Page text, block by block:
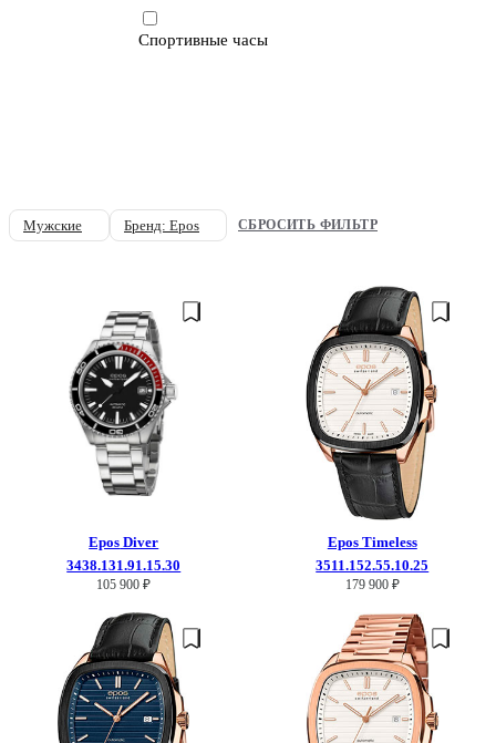
Спортивные часы
Мужские Бренд: Epos СБРОСИТЬ ФИЛЬТР
Epos Diver
3438.131.91.15.30
105 900 ₽
EposTimeless
3511.152.55.10.25
179 900 ₽